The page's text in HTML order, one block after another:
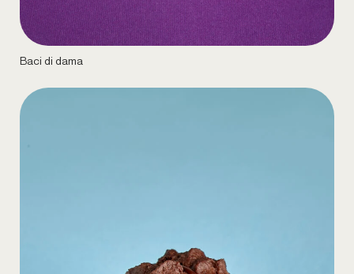
Baci di dama